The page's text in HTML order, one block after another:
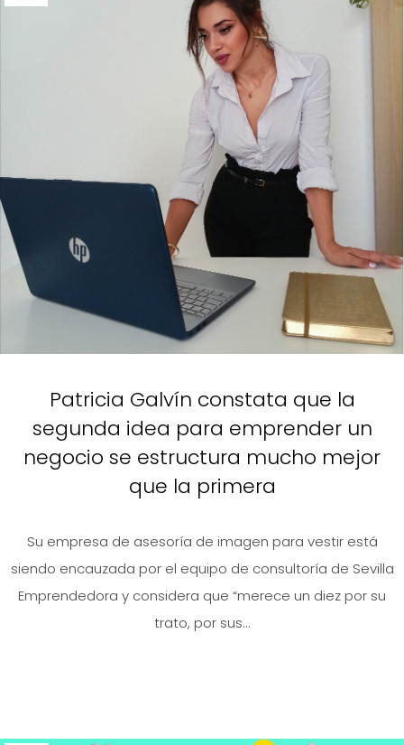
Patricia Galvín constata que la
segunda idea para emprender un
negocio se estructura mucho mejor
que la primera
Su empresa de asesoría de imagen para vestir está
siendo encauzada por el equipo de consultoría de Sevilla
Emprendedora y considera que “merece un diez por su
trato, por sus...